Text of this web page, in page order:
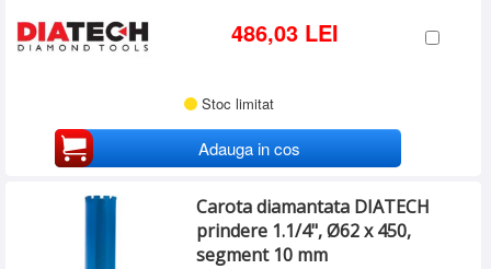
486,03 LEI
Stoc limitat
Adauga in cos
Carota diamantata DIATECH
prindere 1.1/4", Ø62 x 450,
segment 10 mm